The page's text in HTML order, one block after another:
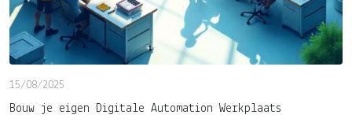
15/08/2025
Bouw je eigen Digitale Automation Werkplaats